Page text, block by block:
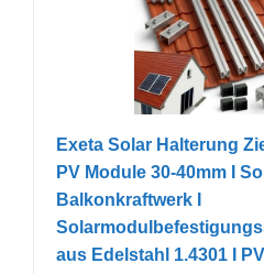
Exeta Solar Halterung
PV Module 30-40mm I
Balkonkraftwerk I
aus Edelstahl 1.4301 I